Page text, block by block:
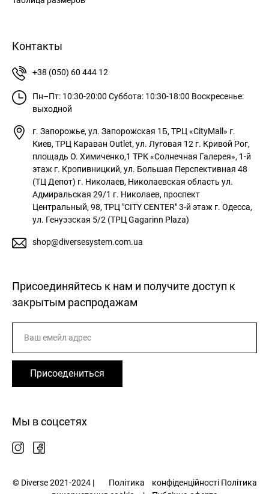
Контакты
+38 (050) 60 444 12
Пн–Пт: 10:30-20:00 Суббота: 10:30-18:00 Воскресенье:
выходной
г. Запорожье, ул. Запорожская 1Б, ТРЦ «CityMall» г.
Киев, ТРЦ Караван Outlet, ул. Луговая 12 г. Кривой Рог,
площадь О. Химиченко,1 ТРК «Солнечная Галерея», 1-й
этаж г. Кропивницкий, ул. Большая Перспективная 48
(ТЦ Депот) г. Николаев, Николаевская область ул.
Адмиральская 29/1 г. Николаев, проспект
Центральный, 98, ТРЦ "CITY CENTER" 3-й этаж г. Одесса,
ул. Генуэзская 5/2 (ТРЦ Gagarinn Plaza)
shop@diversesystem.com.ua
Присоединяйтесь к нам и получите доступ к
закрытым распродажам
Присоедениться
Мы в соцсетях
© Diverse 2021-2024 | Політика конфіденційності Політика